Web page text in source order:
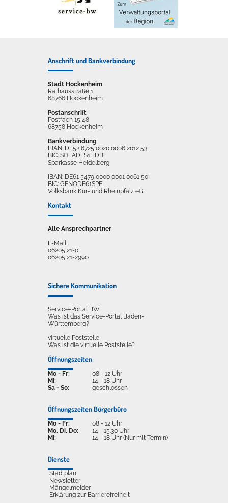
Anschrift und Bankverbindung
Stadt Hockenheim
Rathausstraße 1
68766 Hockenheim
Postanschrift
Postfach 15 48
68758 Hockenheim
Bankverbindung
IBAN: DE52 6725 0020 0006 2012 53
BIC: SOLADES1HDB
Sparkasse Heidelberg
IBAN: DE61 5479 0000 0001 0061 50
BIC: GENODE61SPE
Volksbank Kur- und Rheinpfalz eG
Kontakt
Alle Ansprechpartner
E-Mail
06205 21-0
06205 21-2990
Sichere Kommunikation
Service-Portal BW
Was ist das Service-Portal Baden-
Württemberg?
virtuelle Poststelle
Was ist die virtuelle Poststelle?
Öffnungszeiten
Mo - Fr:
Mi:
Sa - So:
08 - 12 Uhr
14 - 18 Uhr
geschlossen
Öffnungszeiten Bürgerbüro
Mo - Fr:
Mo, Di, Do:
Mi:
08 - 12 Uhr
14 - 15.30 Uhr
14 - 18 Uhr (Nur mit Termin)
Dienste
Stadtplan
Newsletter
Mängelmelder
Erklärung zur Barrierefreiheit